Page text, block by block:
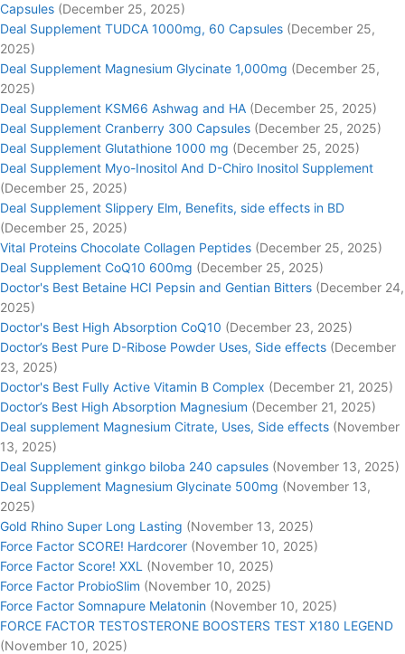
Capsules (December 25, 2025)
Deal Supplement TUDCA 1000mg, 60 Capsules (December 25,
2025)
Deal Supplement Magnesium Glycinate 1,000mg (December 25,
2025)
Deal Supplement KSM66 Ashwag and HA (December 25, 2025)
Deal Supplement Cranberry 300 Capsules (December 25, 2025)
Deal Supplement Glutathione 1000 mg (December 25, 2025)
Deal Supplement Myo-Inositol And D-Chiro Inositol Supplement
(December 25, 2025)
Deal Supplement Slippery Elm, Benefits, side effects in BD
(December 25, 2025)
Vital Proteins Chocolate Collagen Peptides (December 25, 2025)
Deal Supplement CoQ10 600mg (December 25, 2025)
Doctor's Best Betaine HCI Pepsin and Gentian Bitters (December 24,
2025)
Doctor's Best High Absorption CoQ10 (December 23, 2025)
Doctor’s Best Pure D-Ribose Powder Uses, Side effects (December
23, 2025)
Doctor's Best Fully Active Vitamin B Complex (December 21, 2025)
Doctor’s Best High Absorption Magnesium (December 21, 2025)
Deal supplement Magnesium Citrate, Uses, Side effects (November
13, 2025)
Deal Supplement ginkgo biloba 240 capsules (November 13, 2025)
Deal Supplement Magnesium Glycinate 500mg (November 13,
2025)
Gold Rhino Super Long Lasting (November 13, 2025)
Force Factor SCORE! Hardcorer (November 10, 2025)
Force Factor Score! XXL (November 10, 2025)
Force Factor ProbioSlim (November 10, 2025)
Force Factor Somnapure Melatonin (November 10, 2025)
FORCE FACTOR TESTOSTERONE BOOSTERS TEST X180 LEGEND
(November 10, 2025)